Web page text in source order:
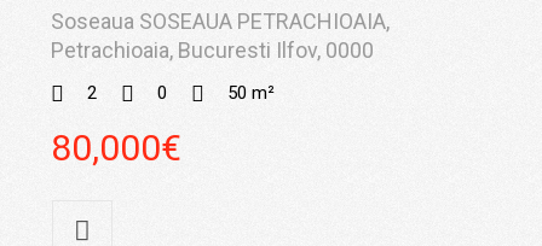
Soseaua SOSEAUA PETRACHIOAIA,
Petrachioaia, Bucuresti Ilfov, 0000
2 0 50 m²
80,000€